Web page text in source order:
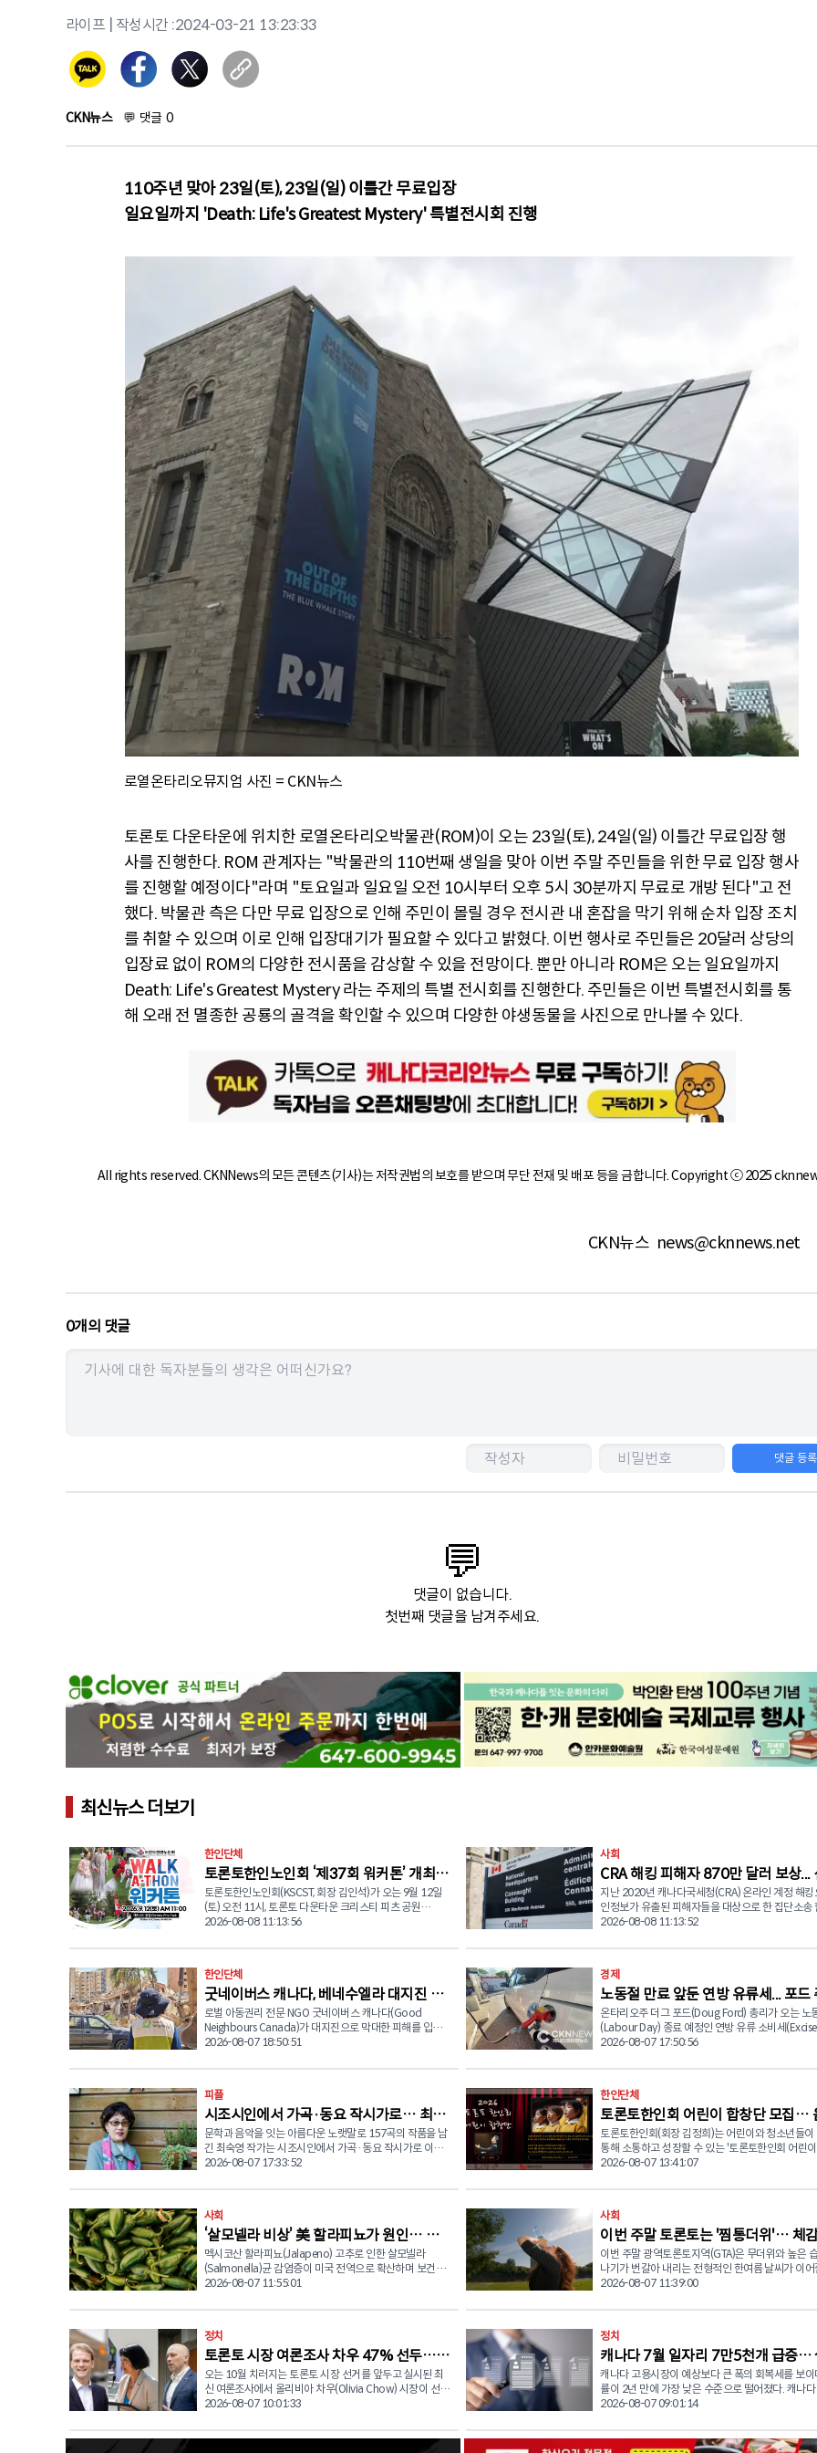
라이프 | 작성시간 :2024-03-21 13:23:33
CKN뉴스 💬 댓글 0
110주년 맞아 23일(토), 23일(일) 이틀간 무료입장
일요일까지 'Death: Life's Greatest Mystery' 특별전시회 진행
로열온타리오뮤지엄 사진 = CKN뉴스
토론토 다운타운에 위치한 로열온타리오박물관(ROM)이 오는 23일(토), 24일(일) 이틀간 무료입장 행
사를 진행한다. ROM 관계자는 "박물관의 110번째 생일을 맞아 이번 주말 주민들을 위한 무료 입장 행사
를 진행할 예정이다"라며 "토요일과 일요일 오전 10시부터 오후 5시 30분까지 무료로 개방 된다"고 전
했다. 박물관 측은 다만 무료 입장으로 인해 주민이 몰릴 경우 전시관 내 혼잡을 막기 위해 순차 입장 조치
를 취할 수 있으며 이로 인해 입장대기가 필요할 수 있다고 밝혔다. 이번 행사로 주민들은 20달러 상당의
입장료 없이 ROM의 다양한 전시품을 감상할 수 있을 전망이다. 뿐만 아니라 ROM은 오는 일요일까지
Death: Life's Greatest Mystery 라는 주제의 특별 전시회를 진행한다. 주민들은 이번 특별전시회를 통
해 오래 전 멸종한 공룡의 골격을 확인할 수 있으며 다양한 야생동물을 사진으로 만나볼 수 있다.
All rights reserved. CKNNews의 모든 콘텐츠(기사)는 저작권법의 보호를 받으며 무단 전재 및 배포 등을 금합니다. Copyright ⓒ 2025
CKN뉴스 news@cknnews.net
0개의 댓글
댓글 등록
💬
댓글이 없습니다.
첫번째 댓글을 남겨주세요.
최신뉴스 더보기
한인단체
토론토한인노인회 ‘제37회 워커톤’ 개최…
함께하는 따뜻한 나눔
토론토한인노인회(KSCST, 회장 김인석)가 오는 9월 12일
(토) 오전 11시, 토론토 다운타운 크리스티 피츠 공원
(Christie Pits Park)에서 '2026 워커톤(Walk-a-thon)' 행사
론토한인노인회는 지난 반세기 동안 한인 시니어들의 안정
적인 정착과 삶의 질 향상, 건강한 공동체 형성을 위해 다양
한 복지사업과 문화 프로그램을 운영해 왔다. 올해로 37회
를 맞는 워커톤은 단순한 걷기 행사를 넘어 한인 어르신들
이 함께 건강을 증진하고 교류하며 지역사회와 소통하는 대
표적인 자선행사로 자리매김하고 있다. 노인회 측은 "외로
움과 신체적 어려움을 겪는 어르신들에게 삶의 활력과 사회
을 실천하는 의미 있는 행사로 발전시키기 위해 힘을 쏟고
르신들의 실생활에 도움이 되는 다양한 복지 프로그램 운영
에 사용될 예정이다. 주요 지원 사업으로는 스마트폰 활용
교육을 통한 디지털 역량 강화, 일상생활에 필요한 기초 영
어회화 교육, 댄스와 체조 등 건강증진 프로그램, 사물놀이
등 전통문화 활동, 그리고 어르신 식사 지원 사업 등이 포함
된다. 토론토한인노인회 김인석 회장은 "워커톤은 단순한
미 있는 행사"라며 "후원금과 물품 기부, 행사 참여 등 다양
한 방식으로 많은 관심과 응원을 부탁드린다"고 전했다. 후
원은 이트렌스퍼(e-Transfer)와 수표(Check)를 통해 가능하
다. 이트렌스퍼의 경우hikscst@gmail.com(KSCST)으로
보내면 되며, 수표는 Korean Senior Citizens Society of
Toronto 앞으로 발행해 노인회 사무실(476 Grace Street,
위원장 416-939-7456 또는 임지연 사무장 416-220-
8685에게 하면 된다. © 2026 CANADA KOREAN
NETWORK NEWS (CKN뉴스) 블루어 축제! '2026 토론토
한인노인회 워커톤'으로 초대합니다
2026-08-08 11:13:56
사회
CRA 해킹 피해자 870만 달러 보상...
접수 시작
지난 2020년 캐나다국세청(CRA) 온라인 계정 해킹
인정보가 유출된 피해자들을 대상으로 한 집단소송
따라 수천 명의 피해자들이 최대 5,000달러의 보상
Action) 합의에 따른 것으로 캐나다 연방정부는 총
달러 이상을 피해자들에게 지급하기로 합의했다. 소송에 따
르면 지난 2020년 3월 1일부터 12월 31일까지 캐
청(CRA) '마이 어카운트(My Account)', 서비스캐나
Service Canada Account), 정부인증키(GCKey)를
정부 온라인 계정 등에 저장된 개인정보와 금융정
자에 의해 무단으로 열람됐다. 집단소송 관리기관인 KPMG
지 않은 제3자가 개인정보와 금융정보에 접근할 수
원금 등을 허위로 신청한 사례도 발생했다"고 밝혔다. 다
캐나다 연방정부는 이번 합의가 법적 책임을 인정한
아니며, 분쟁을 해결하기 위한 합의라고 설명했다. 이번 보
상은 피해 정도에 따라 세 가지 유형으로 지급된다. 먼저 개
인정보 무단 접근 문제를 해결하기 위해 시간을 들
자는 최대 80달러를 받을 수 있다. 또 개인정보가 실제 사기
인이 부담한 비용 등 실질적인 경제적 손실이 발생
에는 특별 보상기금을 통해 최대 5,000달러까지 보
수 있다. 연방법원 자료에 따르면 약 1만2,700건의 계정에
서 제3자가 직접입금 계좌 정보 등을 변경한 뒤 코
정부 지원금을 부정하게 신청한 사례가 확인됐다. 캐나다
재무위원회(Treasury Board)는 "이번 합의는 집단
밝혔다. 보상 대상자는 내년 2월까지 신청서를 제출해야 하
며, 본인이 대상자인지 여부와 신청 절차는 집단소
관인 KPMG를 통해 확인할 수 있다. © 2026 CANADA
KOREAN NETWORK NEWS (CKN뉴스)
2026-08-08 11:13:52
한인단체
굿네이버스 캐나다, 베네수엘라 대지진 피
해 지역 긴급구호품 전달
로벌 아동권리 전문 NGO 굿네이버스 캐나다(Good
Neighbours Canada)가 대지진으로 막대한 피해를 입은
베네수엘라 현장에서 이재민 1만 1,931가구를 대상으로 긴
이 107곳의 임시 대피소에 머물고 있으며 긴급 물품 지원
외에도 심리사회적 안정 지원 프로그램을 위한 강사 양성
교육을 자원봉사자들과 함께 진행중에 있다. 굿네이버스는
유엔 인도주의업무조정국(UNOCHA)이 주관하는 클러스터
회의에 참석해 국제기구 및 현지 기관과 협력 방안을 논의
중이다. 또한 나이과타(Naiguatá) 및 성 프란시스코 데 아
시스(St. Francisco de Asís) 교회에서 위생 키트와 영유아
을 위해 지진 긴급 대응 추적 시스템을 구축해 모니터링을
상 식량 및 음용수: 식수난과 식량 부족이 심각한 피해 지역
가구에 비상식량과 안전한 식수 지원 ▲ 위생키트(Hygiene
Kits): 세정제, 소독제, 성인 및 영유아 개인위생 용품 전달 ▲
임시 대피소 키트 및 생필품: 주거지를 잃은 가정을 위한 텐
트, 모기장 및 기본 생활 필수품 배분 최신 공식 보고에 따르
면 이번 대지진으로 5,546명이 숨지고 1만 6,740명 이상이
감염병 위험이 가중되면서 현장의 구호 물품 지원이 시급한
상황이다. ■ 추가 구호 물품 확보 및 지원 지속 대지진 피해
가 장기화함에 따라 전달된 구호 물품이 빠르게 소진되고
있다. 이에 굿네이버스 캐나다는 긴급 지원받은 의약품의
현지 배송을 준비 중이며 이재민들의 심리 안정 지원 사업
도 지속해 나갈 계획이다. 모금된 후원금 및 기부 물품은 전
용된다. 캐나다 국세청(CRA) 세금 공제 영수증 발행이 가능
2026-08-07 18:50:51
경제
노동절 만료 앞둔 연방 유류세... 포드
리 "내년까지 연장하라"
온타리오주 더그 포드(Doug Ford) 총리가 오는 노
(Labour Day) 종료 예정인 연방 유류 소비세
면제 조치를 연장해 달라고 마크 카니 캐나다 총리
서비스(SNS)에 공개한 서한에서 "연방정부가 시행
발유와 경유에 대한 소비세 면제 조치를 최소 2027
일까지 연장하거나 아예 영구화해야 한다"고 촉구했
드 총리는 "오는 9월 7일 노동절에 종료 예정인 이
생활비 상승과 미국의 관세 정책으로 인한 경제적
속에서 어려움을 겪는 국민들에게 꼭 필요한 지원"
강조했다. 현재 시행 중인 연방 유류 소비세 면제는 지난 4
서민들의 부담을 줄이기 위해 한시적으로 도입한 조
경유는 리터당 4센트를 절감할 수 있게 됐다. 포드 총리는
"연방정부도 온타리오주처럼 주민들의 생활비 부담
기 위한 적극적인 정책을 추진해야 한다"며 "유류세
영구적으로 유지하는 방안도 검토할 필요가 있다"
다. 온타리오주는 이미 지난 2022년 7월부터 주정부 휘발
유세를 리터당 5.7센트, 경유세를 리터당 5.3센트
9센트 수준으로 유지되고 있다. 한편 연방 보수당의 피에르
폴리에브르(Pierre Poilievre) 대표도 자유당 정부에
류 소비세뿐 아니라 휘발유와 경유에 부과되는 연
치세(GST) 면제와 청정연료기준(Clean Fuel
업 탄소세의 영구 폐지를 촉구하고 있다. 연방정부가 포드
총리의 요청을 받아들일 경우 노동절 이후 예상됐던
까지 연방정부는 연장 여부에 대한 공식 입장을 내
2026-08-07 17:50:56
피플
시조시인에서 가곡·동요 작시가로… 최숙
영 작가의 끝나지 않은 ‘노래’
문학과 음악을 잇는 아름다운 노랫말로 157곡의 작품을 남
긴 최숙영 작가는 시조시인에서 가곡·동요 작시가로 이어
진 예술 인생을 통해 한국 문학과 음악계에 의미 있는 발자
으로 등단하면서 시작됐다. 이후 오랜 시간 시조와 문학 창
작에 전념해온 그는 평소 마음속에 품고 있던 꿈을 이루기
위해 2013년 새로운 도전에 나섰다. 자신이 쓴 시가 아름다
운 선율을 만나 노래로 불리기를 바라는 마음으로 한국가곡
작사사협회와 한국동요음악협회에 가입하며 본격적인 작
시 활동을 시작했다. 그 결과 지금까지 가곡 20곡(합창곡 6
곡 포함), 동요 137곡 등 모두 157곡의 작품이 세상에 탄생
요라는 새로운 장르를 만나 많은 사람들에게 친숙하게 다가
자신의 유튜브 채널을 통해 창작 합창곡 6곡을 공개하며 그
동안의 작품들을 다시 소개하고 있다. 박이제 작곡의 '저 높
은 하늘을 봐요', 정유하 작곡의 '우리의 강 아리수여!', '어린
소녀상에게', 최현석 작곡의 '우리의 산하여!', 김수정 작곡의
'영원하라, 5월이여!', 박규동 작곡의 '오라, 통일이여!' 등은
나라 사랑과 희망, 화합의 메시지를 담은 대표적인 작품들이
오르지 못하는 현실에 대한 아쉬움도 함께 전했다. 그는 "애
2026-08-07 17:33:52
한인단체
토론토한인회 어린이 합창단 모집…
으로 하나 되는 미래세대
토론토한인회(회장 김정희)는 어린이와 청소년들이
통해 소통하고 성장할 수 있는 '토론토한인회 어린
년 합창단'을 새롭게 창단한다. 이번 합창단은 ‘음악으로 하
·청소년을 대상으로 운영된다. 리허설은 영어로 진
국적과 문화적 배경에 관계없이 음악에 관심과 열
모든 학생에게 참여 기회를 제공한다. 합창단은 오는 10월
1일(목) 첫 오리엔테이션 및 리허설을 시작으로 매
일 오후 5시 30분부터 7시 15분까지 토론토 한인회
기 리허설을 진행한다. 단원들은 체계적인 음악교육과 합창
훈련을 통해 음악적 기초와 앙상블 역량을 쌓은 뒤,
무대를 선보일 예정이다. 합창단의 음악감독 및 지휘는 캐
줄리어드 음악대학을 비롯한 다양한 음악교육기관
학하며 폭넓은 교육 및 연주 경험을 쌓은 서 지휘자
실력 향상뿐 아니라 학생들의 전반적인 음악적 소
수 있는 교육과정을 마련했다. 주요 교육 과정에는 합창 및
발성 훈련, 음악 코어 트레이닝, 시창·청음, 기초 음
음악사 등이 포함된다. 이를 통해 학생들이 단순히
음악을 해석하고 표현할 수 있는 기초 역량을 갖추
2026-08-07 13:41:07
사회
‘살모넬라 비상’ 美 할라피뇨가 원인… 캐
나다, 아직은 안전
멕시코산 할라피뇨(Jalapeno) 고추로 인한 살모넬라
(Salmonella)균 감염증이 미국 전역으로 확산하며 보건당
국에 비상이 걸렸다. 미국 식품의약국(FDA)은 지난 5일(수)
균 감염 환자가 발생했다고 밝혔다. 이 중 36명이 병원에 입
원했으며, 현재까지 사망자는 보고되지 않았다. 미국 식품의
약국과 질병통제예방센터(CDC)는 이번 역학조사를 통해
감염 원인으로 멕시코 서부 시날로아(Sinaloa)주에서 재배
되어 코스트 시트러스 디스트리뷰터스(Coast Citrus
Distributors)사를 통해 미국으로 수입된 할라피뇨를 지목
했다. 해당 식자재는 식당 및 수입 유통업체로 공급되었으
다. 이번 여파로 미국의 대형 패스트 캐주얼 체인인 치폴레
(Chipotle)와 쿠도바(Qdoba)가 영향권에 들었다. 양사는
2026-08-07 11:55:01
사회
이번 주말 토론토는 '찜통더위'… 체
도, 소나기·천둥번개까지
이번 주말 광역토론토지역(GTA)은 무더위와 높은
나기가 번갈아 내리는 전형적인 한여름 날씨가 이
이다. 캐나다 환경부에 따르면 8월 7일(금) 토론토는 최고기
확률의 소나기와 함께 천둥번개가 발생할 가능성이
또한 습도도 높아서 체감온도는 34도까지 오를 것
상되며 밤 최저기온은 영상 21도가 되 전망이다. 8월 8일
(토)은 이번 주말 가운데 가장 무더운 날이 될 것으
는 가운데 낮 최고기온은 29도, 체감온도는 37도까
겠다. 하늘에는 구름이 많이 끼겠으며 60% 확률의 소나기
와 천둥번개가 예보됐다. 밤에는 기온이 19도까지
18도가 예상된다. 낮 동안 30% 확률의 소나기가 내
성이 있지만 토요일보다는 강수 가능성이 다소 낮
2026-08-07 11:39:00
정치
토론토 시장 여론조사 차우 47% 선두…
알렉산더 등장 '변수'
오는 10월 치러지는 토론토 시장 선거를 앞두고 실시된 최
신 여론조사에서 올리비아 차우(Olivia Chow) 시장이 선두
를 유지한 가운데, 크리스 알렉산더(Chris Alexander) 전 연
여론조사기관 리에종 스트래티지스(Liaison Strategies)가
발표한 조사 결과에 따르면 투표 의사를 밝힌 유권자를 기
2026-08-07 10:01:33
정치
캐나다 7월 일자리 7만5천개 급증…
률 6.4%로 2년 만에 최저
캐나다 고용시장이 예상보다 큰 폭의 회복세를 보
률이 2년 만에 가장 낮은 수준으로 떨어졌다. 캐나다 통계청
이 7일(금) 오전 발표한 노동력 조사(Labour Force
어났다. 이는 경제 전문가들이 예상했던 1만5천 개
웃도는 수치다. 실업률은 6.4%를 기록하며 전달보다 하락
2026-08-07 09:01:14